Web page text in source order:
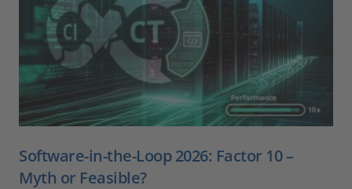
Software-in-the-Loop 2026: Factor 10 –
Myth or Feasible?